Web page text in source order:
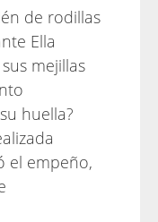
de rodillas
Ella
mejillas
huella?
el empeño,